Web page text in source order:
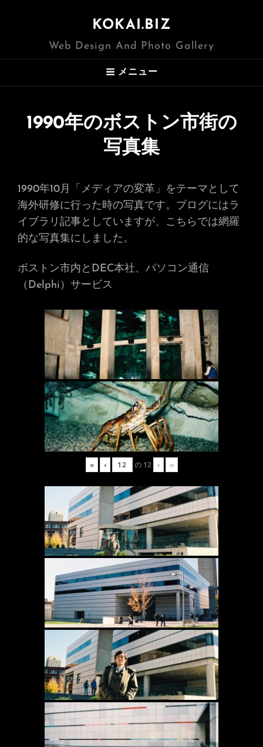
KOKAI.BIZ
Web Design And Photo Gallery
メニュー
1990年のボストン市街の
写真集
1990年10月「メディアの変革」をテーマとして
海外研修に行った時の写真です。ブログにはラ
イブラリ記事としていますが、こちらでは網羅
的な写真集にしました。
ボストン市内とDEC本社、パソコン通信
（Delphi）サービス
« ‹ の 12 › »